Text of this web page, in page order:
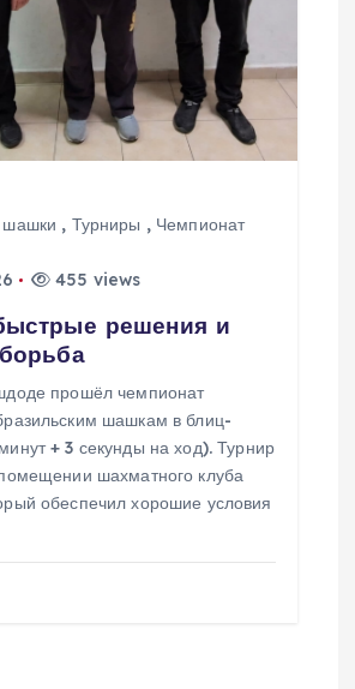
шашки , Турниры , Чемпионат
455 views
решения и
прошёл чемпионат
шашкам в блиц-
+ 3 секунды на ход). Турнир
шахматного клуба
обеспечил хорошие условия